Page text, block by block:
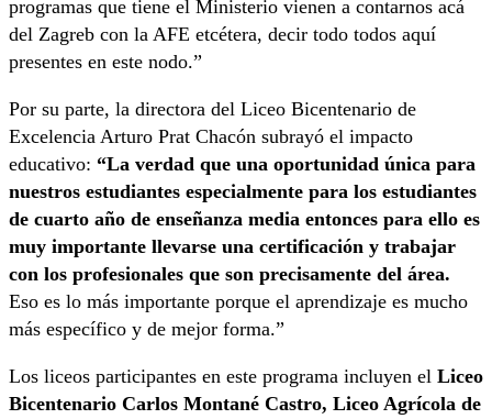
programas que tiene el Ministerio vienen a contarnos acá
del Zagreb con la AFE etcétera, decir todo todos aquí
presentes en este nodo.”
Por su parte, la directora del Liceo Bicentenario de
Excelencia Arturo Prat Chacón subrayó el impacto
educativo: “La verdad que una oportunidad única para
nuestros estudiantes especialmente para los estudiantes
de cuarto año de enseñanza media entonces para ello es
muy importante llevarse una certificación y trabajar
con los profesionales que son precisamente del área.
Eso es lo más importante porque el aprendizaje es mucho
más específico y de mejor forma.”
Los liceos participantes en este programa incluyen el Liceo
Bicentenario Carlos Montané Castro, Liceo Agrícola de